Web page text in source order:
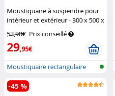
Moustiquaire à suspendre pour
intérieur et extérieur - 300 x 500 x
53,90€ Prix conseillé
29,95€
Moustiquaire rectangulaire
pour int...
-45 %